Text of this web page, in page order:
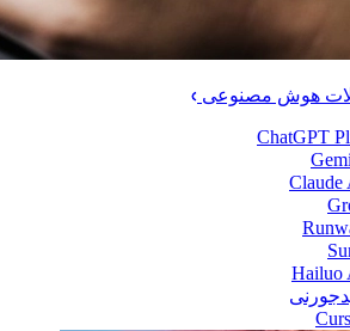
هوش مصنوعی